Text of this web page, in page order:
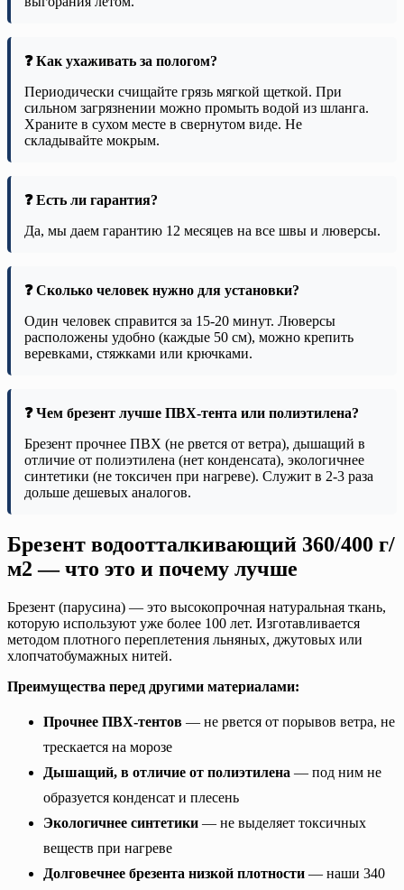
❓ Как ухаживать за пологом?
Периодически счищайте грязь мягкой щеткой. При
сильном загрязнении можно промыть водой из шланга.
Храните в сухом месте в свернутом виде. Не
складывайте мокрым.
❓ Есть ли гарантия?
Да, мы даем гарантию 12 месяцев на все швы и люверсы.
❓ Сколько человек нужно для установки?
Один человек справится за 15-20 минут. Люверсы
расположены удобно (каждые 50 см), можно крепить
веревками, стяжками или крючками.
❓ Чем брезент лучше ПВХ-тента или полиэтилена?
Брезент прочнее ПВХ (не рвется от ветра), дышащий в
отличие от полиэтилена (нет конденсата), экологичнее
синтетики (не токсичен при нагреве). Служит в 2-3 раза
дольше дешевых аналогов.
Брезент водоотталкивающий 360/400 г/
м2 — что это и почему лучше
Брезент (парусина) — это высокопрочная натуральная ткань,
которую используют уже более 100 лет. Изготавливается
методом плотного переплетения льняных, джутовых или
хлопчатобумажных нитей.
Преимущества перед другими материалами:
Прочнее ПВХ-тентов — не рвется от порывов ветра, не
трескается на морозе
Дышащий, в отличие от полиэтилена — под ним не
образуется конденсат и плесень
Экологичнее синтетики — не выделяет токсичных
веществ при нагреве
Долговечнее брезента низкой плотности — наши 340